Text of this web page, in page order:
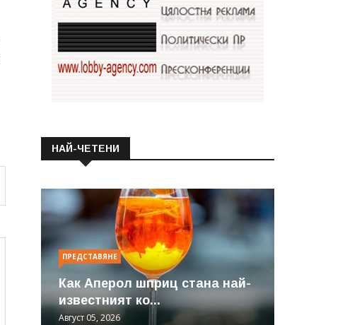
НАЙ-ЧЕТЕНИ
ПРЕДСТАВЯНЕ
Как Аперол шприц стана най-
известният ко...
Август 05, 2026